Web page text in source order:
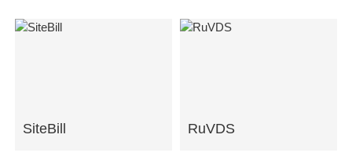
SiteBill RuVDS